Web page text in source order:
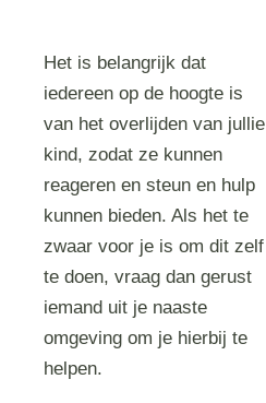
Het is belangrijk dat
iedereen op de hoogte is
van het overlijden van jullie
kind, zodat ze kunnen
reageren en steun en hulp
kunnen bieden. Als het te
zwaar voor je is om dit zelf
te doen, vraag dan gerust
iemand uit je naaste
omgeving om je hierbij te
helpen.